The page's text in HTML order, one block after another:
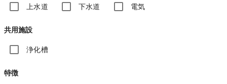
上水道 下水道 電気
共用施設
浄化槽
特徴